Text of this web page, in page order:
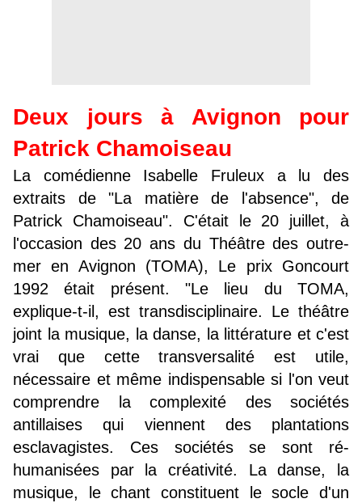
Deux jours à Avignon pour
Patrick Chamoiseau
La comédienne Isabelle Fruleux a lu des
extraits de "La matière de l'absence", de
Patrick Chamoiseau". C'était le 20 juillet, à
l'occasion des 20 ans du Théâtre des outre-
mer en Avignon (TOMA), Le prix Goncourt
1992 était présent. "Le lieu du TOMA,
explique-t-il, est transdisciplinaire. Le théâtre
joint la musique, la danse, la littérature et c'est
vrai que cette transversalité est utile,
nécessaire et même indispensable si l'on veut
comprendre la complexité des sociétés
antillaises qui viennent des plantations
esclavagistes. Ces sociétés se sont ré-
humanisées par la créativité. La danse, la
musique, le chant constituent le socle d'un